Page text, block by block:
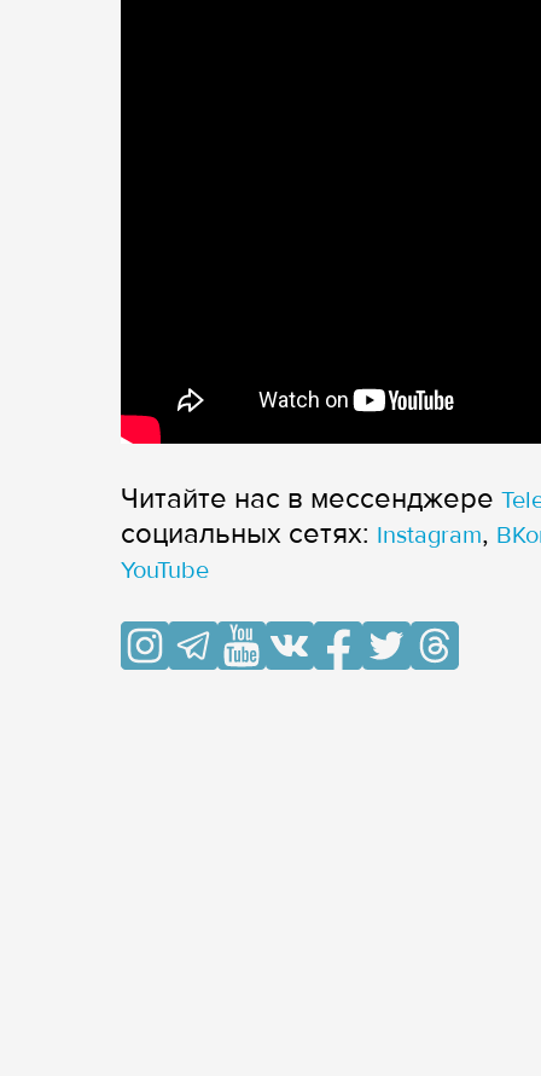
Читайте нас в мессенджере
cоциальных сетях: Instagram,
YouTube